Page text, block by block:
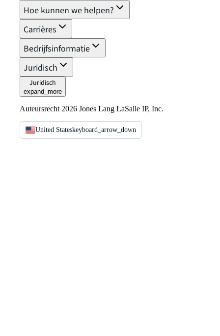
Hoe kunnen we helpen?
Carrières
Bedrijfsinformatie
Juridisch
Juridisch
expand_more
Auteursrecht 2026 Jones Lang LaSalle IP, Inc.
United Stateskeyboard_arrow_down